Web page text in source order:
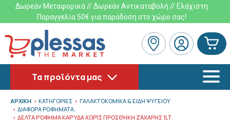
Δωρεάν Μεταφορικά // Δωρεάν Αντικαταβολή // Ελάχιστη
Παραγγελία 50€ για παράδοση στο χώρο σας!
Τα προϊόντα μας
ΑΡΧΙΚΗ ΚΑΤΗΓΟΡΙΕΣ
ΓΑΛΑΚΤΟΚΟΜΙΚΑ & ΕΙΔΗ ΨΥΓΕΙΟΥ
ΔΙΑΦΟΡΑ ΡΟΦΗΜΑΤΑ.
ΔΕΛΤΑ ΡΌΦΗΜΑ ΚΑΡΎΔΑ ΧΩΡΊΣ ΠΡΟΣΘΉΚΗ ΖΆΧΑΡΗΣ 1LT.